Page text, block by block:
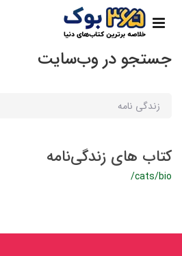
جستجو در وب‌سایت
کتاب های زندگی‌نامه
/cats/bio